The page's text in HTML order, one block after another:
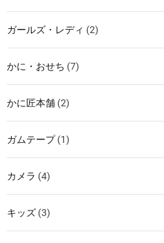
ガールズ・レディ (2)
かに・おせち (7)
かに匠本舗 (2)
ガムテープ(1)
カメラ (4)
キッズ (3)